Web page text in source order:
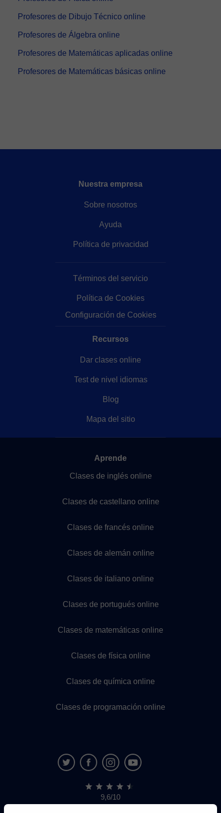
Profesores de Dibujo Técnico online
Profesores de Álgebra online
Profesores de Matemáticas aplicadas online
Profesores de Matemáticas básicas online
Nuestra empresa
Sobre nosotros
Ayuda
Política de privacidad
Términos del servicio
Política de Cookies
Configuración de Cookies
Recursos
Dar clases online
Test de nivel idiomas
Blog
Mapa del sitio
Aprende
Clases de inglés online
Clases de castellano online
Clases de francés online
Clases de alemán online
Clases de italiano online
Clases de portugués online
Clases de matemáticas online
Clases de física online
Clases de química online
Clases de programación online
9,6/10
1.339.284